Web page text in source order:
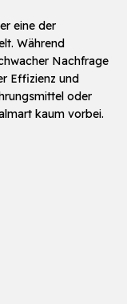
eine der
Während
Nachfrage
Effizienz und
oder
kaum vorbei.